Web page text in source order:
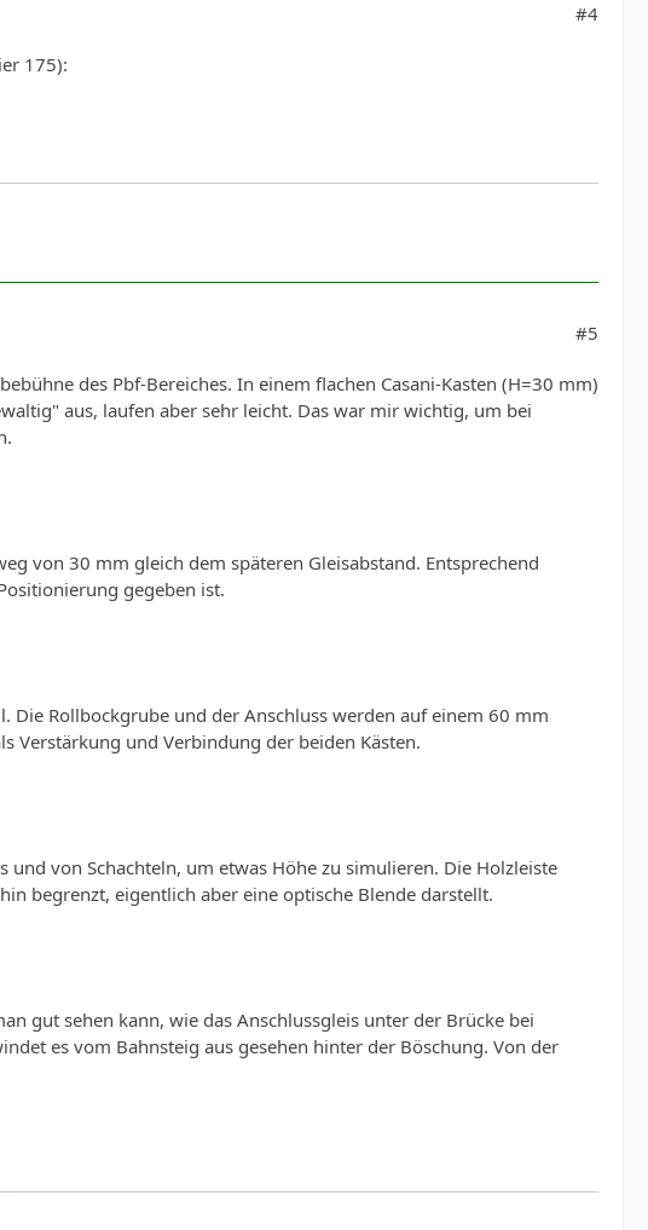
#4
175):
#5
des Pbf-Bereiches. In einem flachen Casani-Kasten (H=30 mm)
aus, laufen aber sehr leicht. Das war mir wichtig, um bei
von 30 mm gleich dem späteren Gleisabstand. Entsprechend
gegeben ist.
Die Rollbockgrube und der Anschluss werden auf einem 60 mm
Verstärkung und Verbindung der beiden Kästen.
und von Schachteln, um etwas Höhe zu simulieren. Die Holzleiste
begrenzt, eigentlich aber eine optische Blende darstellt.
gut sehen kann, wie das Anschlussgleis unter der Brücke bei
es vom Bahnsteig aus gesehen hinter der Böschung. Von der